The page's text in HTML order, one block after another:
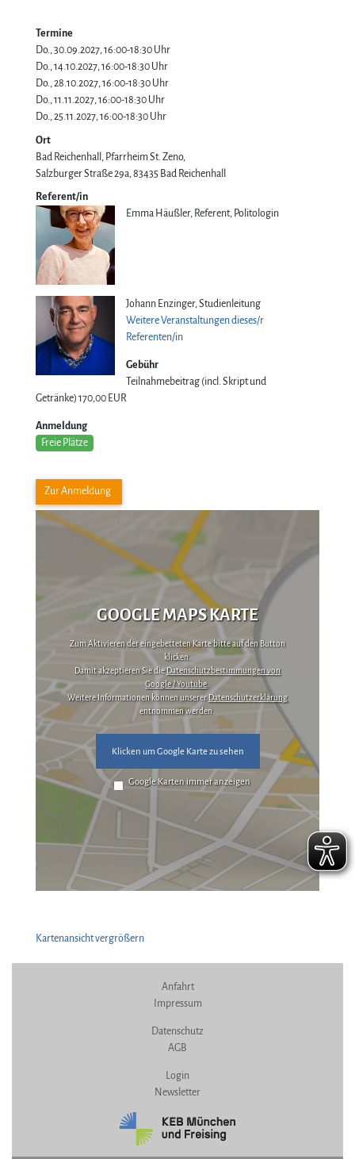
Termine
Do., 30.09.2027, 16:00-18:30 Uhr
Do., 14.10.2027, 16:00-18:30 Uhr
Do., 28.10.2027, 16:00-18:30 Uhr
Do., 11.11.2027, 16:00-18:30 Uhr
Do., 25.11.2027, 16:00-18:30 Uhr
Ort
Bad Reichenhall, Pfarrheim St. Zeno
Salzburger Straße 29a 83435 Bad Reichenhall
Referent/in
Emma Häußler, Referent, Politologin
Johann Enzinger, Studienleitung
Weitere Veranstaltungen dieses/r
Referenten/in
Gebühr
Teilnahmebeitrag (incl. Skript und
Getränke) 170,00 EUR
Anmeldung
Freie Plätze
Zur Anmeldung
GOOGLE MAPS KARTE
Zum Aktivieren der eingebetteten Karte bitte auf den Button
klicken.
Damit akzeptieren Sie dieDatenschutzbestimmungen von
Google / Youtube.
Weitere Informationen können unsererDatenschutzerklärung
entnommen werden.
Klicken um Google Karte zu sehen
Google Karten immer anzeigen
Kartenansicht vergrößern
Anfahrt
Impressum
Datenschutz
AGB
Login
Newsletter